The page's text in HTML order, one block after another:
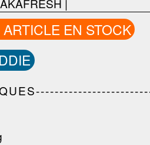
EN STOCK